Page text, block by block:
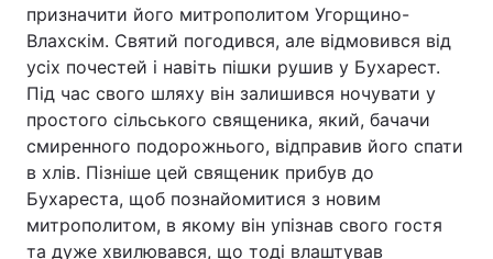
призначити його митрополитом Угорщино-
Влахскім. Святий погодився, але відмовився від
усіх почестей і навіть пішки рушив у Бухарест.
Під час свого шляху він залишився ночувати у
простого сільського священика, який, бачачи
смиренного подорожнього, відправив його спати
в хлів. Пізніше цей священик прибув до
Бухареста, щоб познайомитися з новим
митрополитом, в якому він упізнав свого гостя
та дуже хвилювався, що тоді влаштував